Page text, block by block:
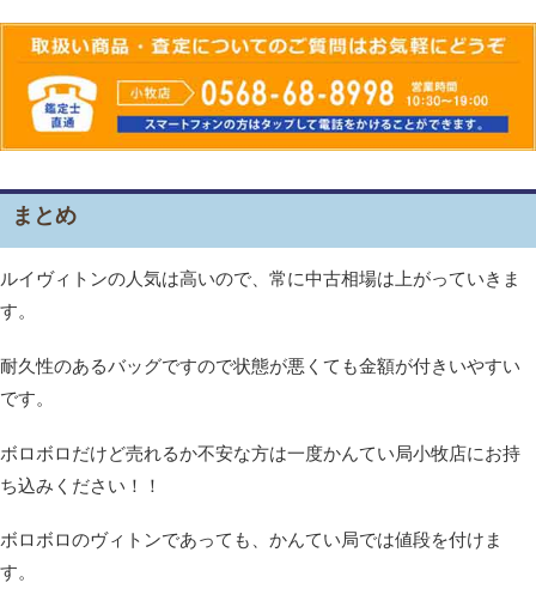
まとめ
ルイヴィトンの人気は高いので、常に中古相場は上がっていきま
す。
耐久性のあるバッグですので状態が悪くても金額が付きいやすい
です。
ボロボロだけど売れるか不安な方は一度かんてい局小牧店にお持
ち込みください！！
ボロボロのヴィトンであっても、かんてい局では値段を付けま
す。